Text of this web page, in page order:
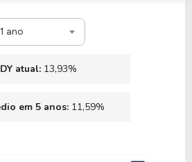
1 ano
DY atual: 13,93%
em 5 anos: 11,59%